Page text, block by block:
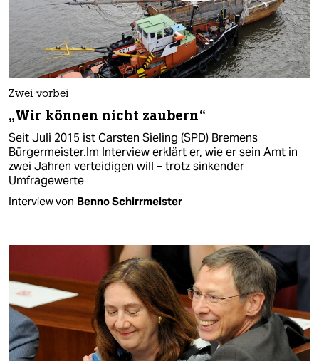
Zwei vorbei
„Wir können nicht zaubern“
Seit Juli 2015 ist Carsten Sieling (SPD) Bremens
Bürgermeister.Im Interview erklärt er, wie er sein Amt in
zwei Jahren verteidigen will – trotz sinkender
Umfragewerte
Interview von Benno Schirrmeister